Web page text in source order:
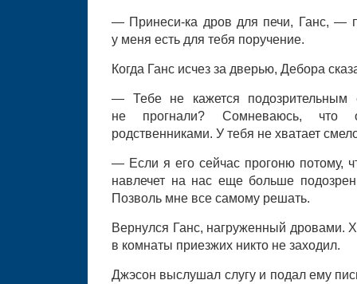
— Принеси-ка дров для печи, Ганс, —
у меня есть для тебя поручение.
Когда Ганс исчез за дверью, Дебора
— Тебе не кажется
не прогнали? Сомневаюсь,
родственниками. У тебя не хватает
— Если я его сейчас прогоню потому,
навлечет на нас еще больше
Позволь мне все самому решать.
Вернулся Ганс, нагруженный дровами.
в комнаты приезжих никто не заходил.
Джэсон выслушал слугу и подал ему